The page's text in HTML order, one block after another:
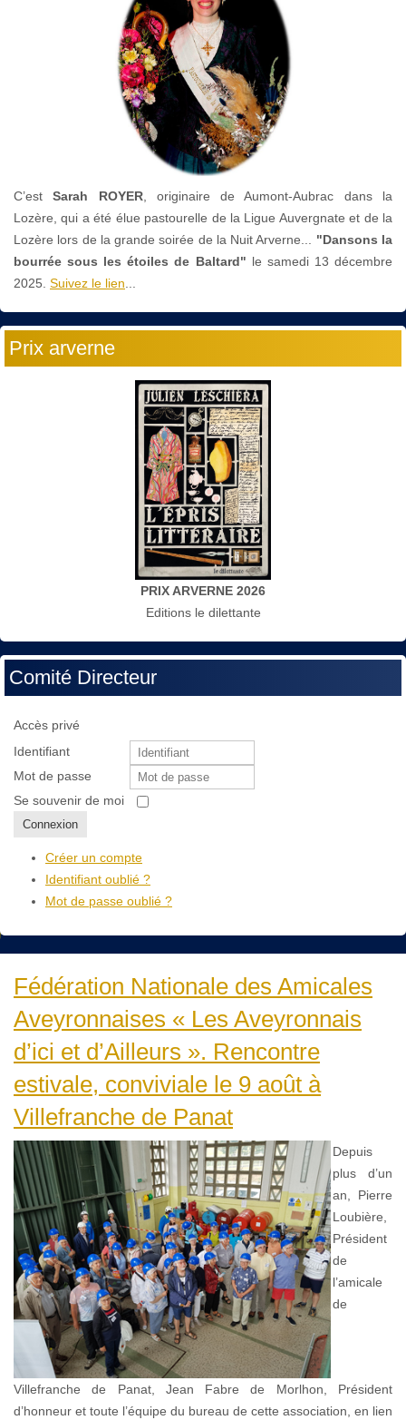
C’estSarah ROYER, originaire de Aumont-Aubrac dans la
Lozère, qui a été élue pastourelle de la Ligue Auvergnate et de la
Lozère lors de la grande soirée de la Nuit Arverne... "Dansons la
bourrée sous les étoiles de Baltard" le samedi 13 décembre
2025. Suivez le lien...
Prix arverne
PRIX ARVERNE 2026
Editions le dilettante
Comité Directeur
Accès privé
Identifiant
Mot de passe
Se souvenir de moi
Connexion
Créer un compte
Identifiant oublié ?
Mot de passe oublié ?
Fédération Nationale des Amicales
Aveyronnaises « Les Aveyronnais
d’ici et d’Ailleurs ». Rencontre
estivale, conviviale le 9 août à
Villefranche de Panat
Depuis
plus d’un
an, Pierre
Loubière,
Président
de
l’amicale
de
Villefranche de Panat, Jean Fabre de Morlhon, Président
d’honneur et toute l’équipe du bureau de cette association, en lien